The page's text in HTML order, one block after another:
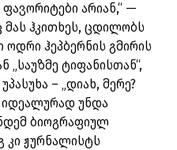
არიან,“ —
მას ჰკითხეს, ცდილობს
ჰეპბერნის გმირის
„საუზმე ტიფანისთან“,
– „დიახ, მერე?
უნდა
ბიოგრაფიულ
კი ჟურნალისტს